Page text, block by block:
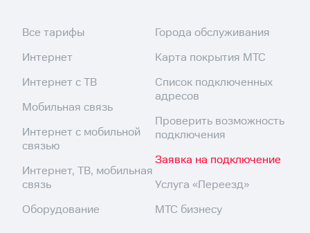
Все тарифы
Интернет
Интернет с ТВ
Мобильная связь
Интернет с мобильной
связью
Интернет, ТВ, мобильная
связь
Оборудование
Города обслуживания
Карта покрытия МТС
Список подключенных
адресов
Проверить возможность
подключения
Заявка на подключение
Услуга «Переезд»
МТС бизнесу